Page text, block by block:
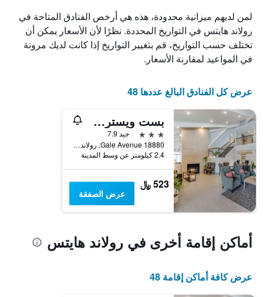
الذي
يعرض
أيام
الأسبوع.
يتضمن
المخطط
محور
Y
الذي
يعرض
متوسط
سعر
غرفة
لمن لديهم ميزانية محدودة، هذه هي أرخص الفنادق المتاحة في
رولاند هايتس في التواريخ المحددة. نظرًا لأن الأسعار يمكن أن
تختلف حسب التواريخ، قم بتغيير التواريخ إذا كانت لديك مرونة
في المواعيد لمقارنة الأسعار.
عرض كل الفنادق البالغ عددها 48
بست ويسترن بلس إجزيكيوتيف إن
3 نجوم
جيد 7.9
18880 Gale Avenue, رولاند هايتس, CA, الولايات المتحدة الأميريكية
2.4 كيلومتر عن وسط المدينة
523 ﷼
عرض الصفقة
أماكن إقامة أخرى في رولاند هايتس
عرض كافة أماكن إقامة 48